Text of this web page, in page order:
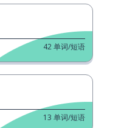
42单词/短语
13 单词/短语